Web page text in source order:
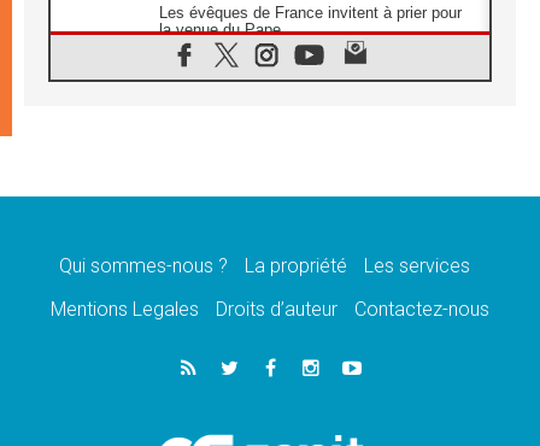
Les évêques de France invitent à prier pour
la venue du Pape
10.08.2026
Création d'un réseau des médias catholiques
09.08.2026
09.08.2026
et à la protection des civils
Déclaration d'Addis-Abeba du SCEAM sur
l'Éducation Catholique en Afrique
En Cisjordanie, les chrétiens se sentent
Qui sommes-nous ? La propriété
Les services
Mentions Legales
Droits d’auteur Contactez-nous